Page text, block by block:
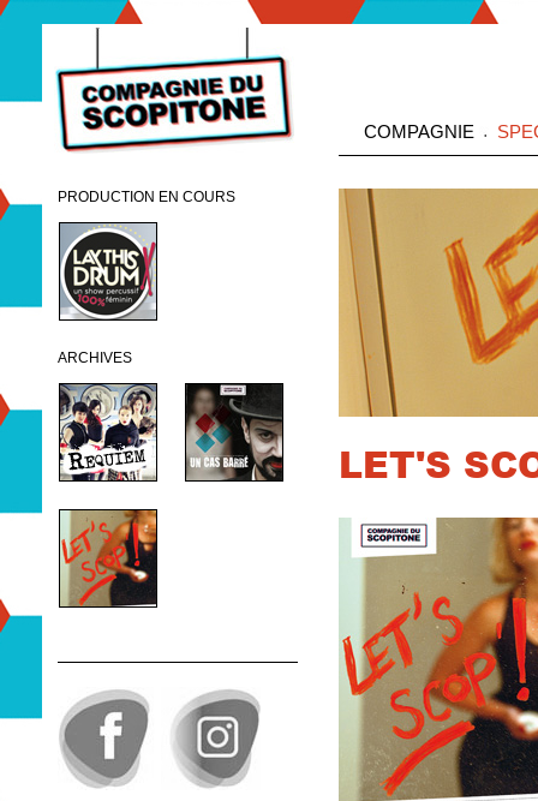
COMPAGNIE
PRODUCTION EN COURS
ARCHIVES
LET'S